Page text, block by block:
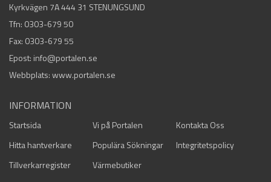
Kyrkvägen 7A 444 31 STENUNGSUND
Tfn: 0303-679 50
Fax: 0303-679 55
Epost: info@portalen.se
Webbplats: www.portalen.se
INFORMATION
Startsida Vi på Portalen
Kontakta Oss
Hitta hantverkare
Populära Sökningar
Integritetspolicy
Tillverkarregister
Värmebutiker